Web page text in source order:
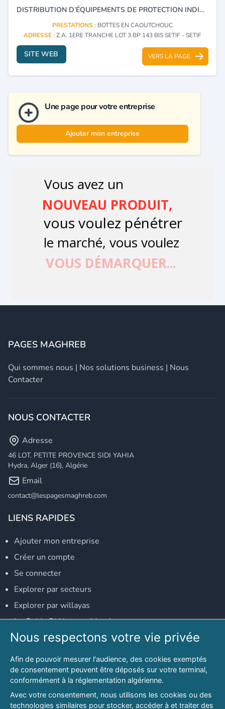
DISTRIBUTION D’ÉQUIPEMENTS DE PROTECTION INDIVIDUELLE ET COLLECTIVE ''EPI'' ET ''EPC'' TELS QUE : TENUES DE TRAVAIL, CHAUSSURES DE SÉCURITÉ, GANTS, LUNETTES, MASQUES, CASQUES, EXTINCTEURS, RIA ET POTEAUX INCENDIE.
PRESTATIONS : BOTTES EN CAOUTCHOUC
ADRESSE :Z.A. 1ERE TRANCHE LOT 3 BP 143 BIS SETIF - SETIF
SITE WEB VERS LA PAGE
Une page pour votre entreprise
Ajouter mon entreprise
PAGES MAGHREB
Qui sommes nous | Nos solutions business | Nous
Contacter
NOUS CONTACTER
Adresse
46 LOT. PETITE PROVENCE SIDI YAHIA
Hydra, Alger (16), Algérie
Email
contact@lespagesmaghreb.com
LIENS RAPIDES
Ajouter mon entreprise
Créer un compte
Se connecter
Explorer par secteurs
Explorer par willayas
Le Guide D'Alger, guide-alger.com
NOS RÉSEAUX SOCIAUX
Notre page Facebook
Notre page LinkedIn
Notre page Instagram
Nous respectons votre vie privée
Afin de pouvoir mesurer l'audience, des cookies exemptés
de consentement peuvent être déposés sur votre terminal,
conformément à la réglementation algérienne.
Avec votre consentement, nous utilisons les cookies ou des
technologies similaires pour stocker, accéder à et traiter des